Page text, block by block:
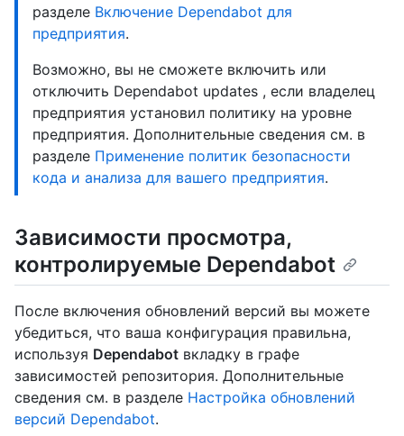
разделе Включение Dependabot для
предприятия.
Возможно, вы не сможете включить или
отключить Dependabot updates , если владелец
предприятия установил политику на уровне
предприятия. Дополнительные сведения см. в
разделе Применение политик безопасности
кода и анализа для вашего предприятия.
Зависимости просмотра,
контролируемые Dependabot
После включения обновлений версий вы можете
убедиться, что ваша конфигурация правильна,
используя Dependabot вкладку в графе
зависимостей репозитория. Дополнительные
сведения см. в разделе Настройка обновлений
версий Dependabot.